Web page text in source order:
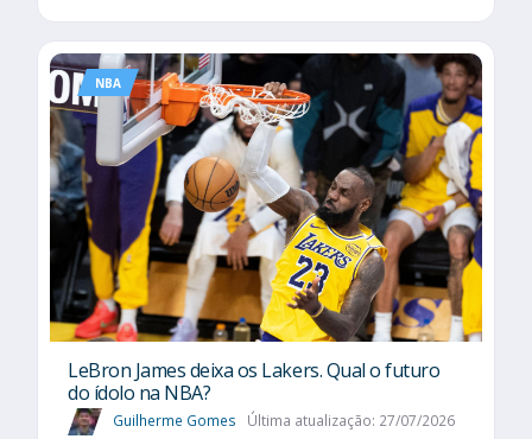
NBA
LeBron James deixa os Lakers. Qual o futuro
do ídolo na NBA?
Guilherme Gomes Última atualização: 27/07/2026